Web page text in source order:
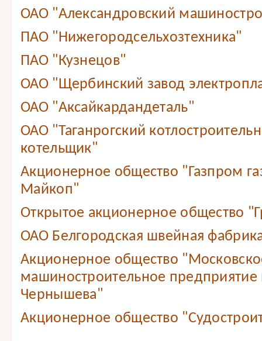
ОАО "Александровский
ПАО "Нижегородсельхозтехника"
ПАО "Кузнецов"
ОАО "Щербинский завод
ОАО "Аксайкардандеталь"
ОАО "Таганрогский
котельщик"
Акционерное общество "Газпром
Майкоп"
Открытое акционерное общество
ОАО Белгородская швейная
Акционерное общество
машиностроительное
Чернышева"
Акционерное общество